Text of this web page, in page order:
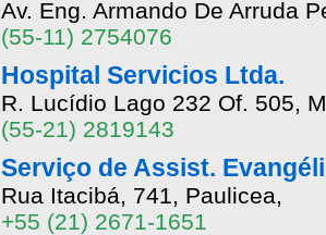
Av. Eng. Armando De Arruda
(55-11) 2754076
Hospital Servicios Ltda.
R. Lucídio Lago 232 Of. 505,
(55-21) 2819143
Serviço de Assist.
Rua Itacibá, 741, Paulicea,
+55 (21) 2671-1651